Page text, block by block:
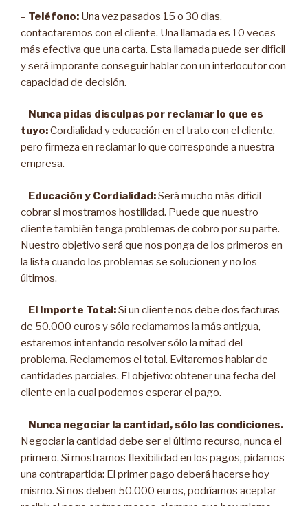
– Teléfono: Una vez pasados 15 o 30 dias,
contactaremos con el cliente. Una llamada es 10 veces
más efectiva que una carta. Esta llamada puede ser dificil
y será imporante conseguir hablar con un interlocutor con
capacidad de decisión.
– Nunca pidas disculpas por reclamar lo que es
tuyo:Cordialidad y educación en el trato con el cliente,
pero firmeza en reclamar lo que corresponde a nuestra
empresa.
– Educación y Cordialidad:Será mucho más dificil
cobrar si mostramos hostilidad. Puede que nuestro
cliente también tenga problemas de cobro por su parte.
Nuestro objetivo será que nos ponga de los primeros en
la lista cuando los problemas se solucionen y no los
últimos.
– El Importe Total:Si un cliente nos debe dos facturas
de 50.000 euros y sólo reclamamos la más antigua,
estaremos intentando resolver sólo la mitad del
problema. Reclamemos el total. Evitaremos hablar de
cantidades parciales. El objetivo: obtener una fecha del
cliente en la cual podemos esperar el pago.
– Nunca negociar la cantidad, sólo las condiciones.
Negociar la cantidad debe ser el último recurso, nunca el
primero. Si mostramos flexibilidad en los pagos, pidamos
una contrapartida: El primer pago deberá hacerse hoy
mismo. Si nos deben 50.000 euros, podríamos aceptar